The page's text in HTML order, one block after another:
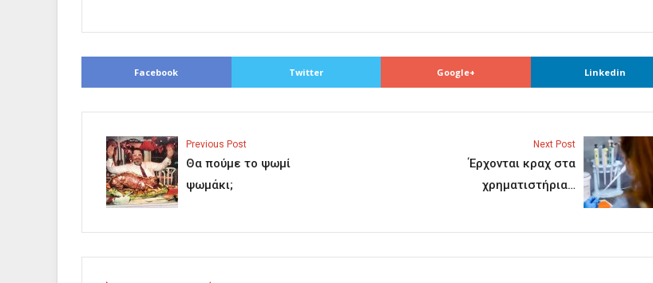
Facebook Twitter Google+ Linkedin
Previous Post
Θα πούμε το ψωμί
ψωμάκι;
Next Post
Έρχονται κραχ στα
χρηματιστήρια…